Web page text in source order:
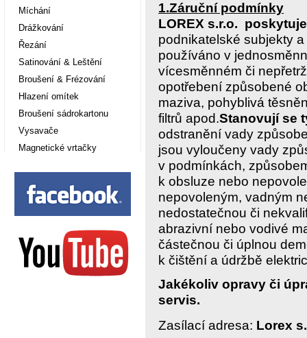
Míchání
Drážkování
Řezání
Satinování & Leštění
Broušení & Frézování
Hlazení omítek
Broušení sádrokartonu
Vysavače
Magnetické vrtačky
1.Záruční podmínky
LOREX s.r.o.
podnikatelské subjekty
používáno v
vícesměnném či
opotřebení způsobené
maziva, pohyblivá
filtrů apod.Stanovují se
odstranění vady
jsou vyloučeny vady
v podmínkách,
k obsluze nebo
nepovoleným, vadným
nedostatečnou či
abrazivní nebo vodivé
částečnou či úplnou
k čištění a údržbě
Jakékoliv opravy či
servis.
Zasílací adresa: Lorex